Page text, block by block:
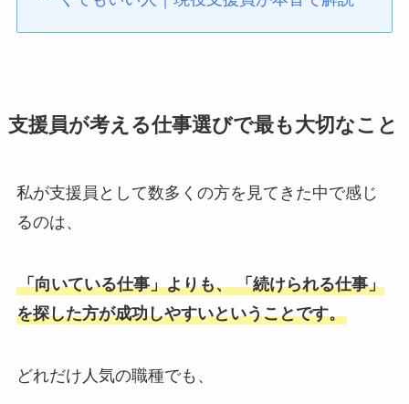
支援員が考える仕事選びで最も大切なこと
私が支援員として数多くの方を見てきた中で感じ
るのは、
「向いている仕事」よりも、 「続けられる仕事」
を探した方が成功しやすいということです。
どれだけ人気の職種でも、